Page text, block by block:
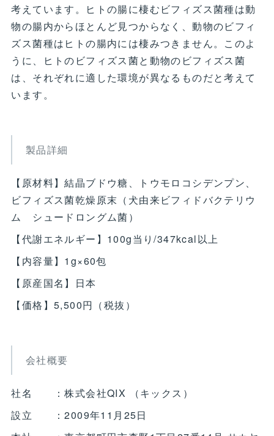
考えています。ヒトの腸に棲むビフィズス菌種は動
物の腸内からほとんど見つからなく、動物のビフィ
ズス菌種はヒトの腸内には棲みつきません。このよ
うに、ヒトのビフィズス菌と動物のビフィズス菌
は、それぞれに適した環境が異なるものだと考えて
います。
製品詳細
【原材料】結晶ブドウ糖、トウモロコシデンプン、
ビフィズス菌乾燥原末（犬由来ビフィドバクテリウ
ム シュードロングム菌）
【代謝エネルギー】100g当り/347kcal以上
【内容量】1g×60包
【原産国名】日本
【価格】5,500円（税抜）
会社概要
社名 ：株式会社QIX （キックス）
設立 ：2009年11月25日